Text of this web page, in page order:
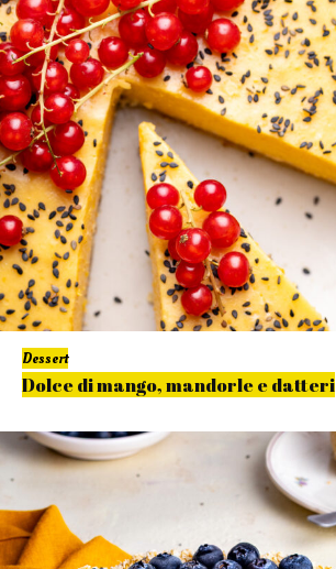
Dessert
Dolce di mango, mandorle e datteri